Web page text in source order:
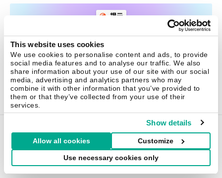
This website uses cookies
We use cookies to personalise content and ads, to provide
social media features and to analyse our traffic. We also
share information about your use of our site with our social
media, advertising and analytics partners who may
combine it with other information that you’ve provided to
them or that they’ve collected from your use of their
services.
Show details
Allow all cookies Customize
Use necessary cookies only
提示
为何需要规整你的计算机文件
本文将解释为何杂乱无章的数据可能会导致你丢掉工作。
2020 年11 月2日
家用产品
卡巴斯基 反病毒软件